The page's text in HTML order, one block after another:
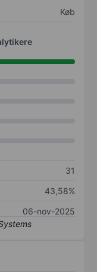
Køb
31
43,58%
06-nov-2025